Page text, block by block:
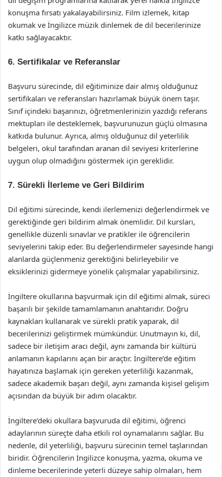
konuşma fırsatı yakalayabilirsiniz. Film izlemek, kitap
okumak ve İngilizce müzik dinlemek de dil becerilerinize
katkı sağlayacaktır.
6. Sertifikalar ve Referanslar
Başvuru sürecinde, dil eğitiminize dair almış olduğunuz
sertifikaları ve referansları hazırlamak büyük önem taşır.
Sınıf içindeki başarınızı, öğretmenlerinizin yazdığı referans
mektupları ile desteklemek, başvurunuzun güçlü olmasına
katkıda bulunur. Ayrıca, almış olduğunuz dil yeterlilik
belgeleri, okul tarafından aranan dil seviyesi kriterlerine
uygun olup olmadığını göstermek için gereklidir.
7. Sürekli İlerleme ve Geri Bildirim
Dil eğitimi sürecinde, kendi ilerlemenizi değerlendirmek ve
gerektiğinde geri bildirim almak önemlidir. Dil kursları,
genellikle düzenli sınavlar ve pratikler ile öğrencilerin
seviyelerini takip eder. Bu değerlendirmeler sayesinde hangi
alanlarda güçlenmeniz gerektiğini belirleyebilir ve
eksiklerinizi gidermeye yönelik çalışmalar yapabilirsiniz.
İngiltere okullarına başvurmak için dil eğitimi almak, süreci
başarılı bir şekilde tamamlamanın anahtarıdır. Doğru
kaynakları kullanarak ve sürekli pratik yaparak, dil
becerilerinizi geliştirmek mümkündür. Unutmayın ki, dil,
sadece bir iletişim aracı değil, aynı zamanda bir kültürü
anlamanın kapılarını açan bir araçtır. İngiltere’de eğitim
hayatınıza başlamak için gereken yeterliliği kazanmak,
sadece akademik başarı değil, aynı zamanda kişisel gelişim
açısından da büyük bir adım olacaktır.
İngiltere’deki okullara başvuruda dil eğitimi, öğrenci
adaylarının süreçte daha etkili rol oynamalarını sağlar. Bu
nedenle, dil yeterliliği, başvuru sürecinin temel taşlarından
biridir. Öğrencilerin İngilizce konuşma, yazma, okuma ve
dinleme becerilerinde yeterli düzeye sahip olmaları, hem